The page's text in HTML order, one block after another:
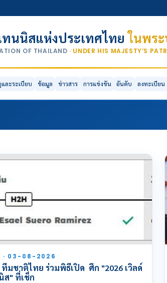
นนิสแห่งประเทศไทยในพร
OF THAILAND · UNDER HIS MAJESTY’S
ละระเบียบ ข้อมูล ข่าวสาร การแข่งขัน อันดับ ลงทะเบียน
· 03-08-2026
ทีมชาติไทย ร่วมพิธีเปิด ศึก "2026 เวิลด์
ส" ที่เช็ก